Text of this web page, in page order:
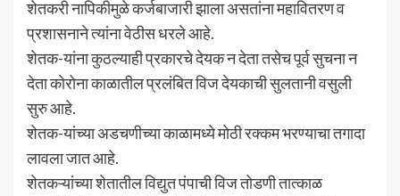
शेतकरी नापिकीमुळे कर्जबाजारी झाला असतांना महावितरण व
प्रशासनाने त्यांना वेठीस धरले आहे.
शेतक-यांना कुठल्याही प्रकारचे देयक न देता तसेच पूर्व सुचना न
देता कोरोना काळातील प्रलंबित विज देयकाची सुलतानी वसुली
सुरु आहे.
शेतक-यांच्या अडचणीच्या काळामध्ये मोठी रक्कम भरण्याचा तगादा
लावला जात आहे.
शेतकऱ्यांच्या शेतातील विद्युत पंपाची विज तोडणी तात्काळ